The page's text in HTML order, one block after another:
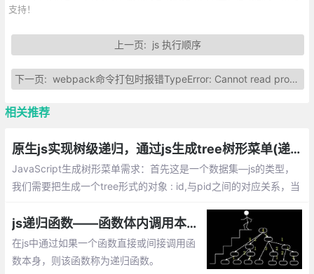
支持！
上一页: js 执行顺序
下一页:webpack命令打包时报错TypeError: Cannot read property presetToOptions of undefined的解决办法
相关推荐
原生js实现树级递归，通过js生成tree树形菜单(递归算法)
JavaScript生成树形菜单需求：首先这是一个数据集—js的类型，
我们需要把生成一个tree形式的对象 : id,与pid之间的对应关系，当
要去重新建一次索引。
js递归函数——函数体内调用本函数的方式
在js中通过如果一个函数直接或间接调用函
数本身，则该函数称为递归函数。